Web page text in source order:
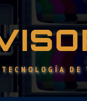
TECNOLOGÍA